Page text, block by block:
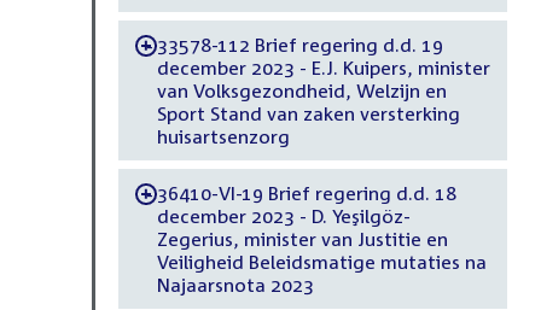
-33578-112 Brief regering d.d. 19
december 2023 - E.J. Kuipers, minister
van Volksgezondheid, Welzijn en
Sport Stand van zaken versterking
huisartsenzorg
-36410-VI-19 Brief regering d.d. 18
december 2023 - D. Yeşilgöz-
Zegerius, minister van Justitie en
Veiligheid Beleidsmatige mutaties na
Najaarsnota 2023